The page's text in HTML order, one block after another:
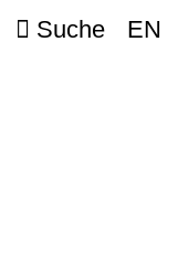
Suche EN